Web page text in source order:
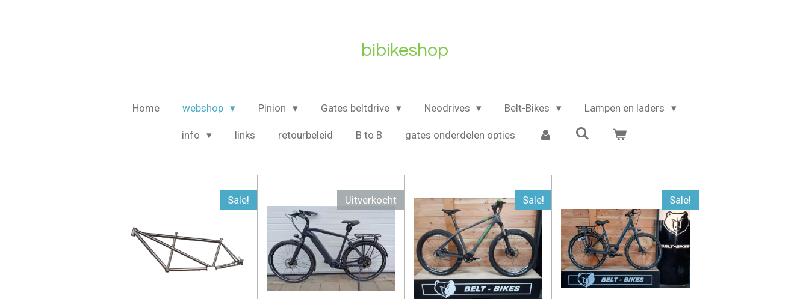
bibikeshop
Home webshop Pinion Gates beltdrive Neodrives Belt-Bikes Lampen en laders
info links retourbeleid B to B gates onderdelen opties
Sale! Uitverkocht Sale! Sale!